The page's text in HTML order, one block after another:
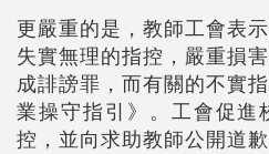
更嚴重的是，教師工會表
失實無理的指控，嚴重損
成誹謗罪，而有關的不實
業操守指引》。工會促進
控，並向求助教師公開道